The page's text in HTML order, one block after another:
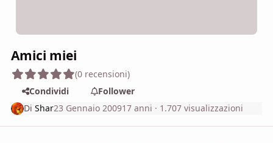
Amici miei
(0 recensioni)
Condividi
Follower
DiShar23 Gennaio 200917 anni · 1.707 visualizzazioni